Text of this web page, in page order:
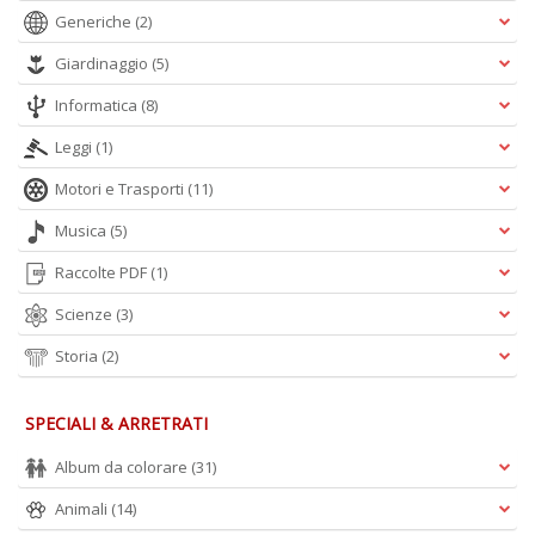
Generiche (2)
Giardinaggio (5)
Informatica (8)
Leggi (1)
Motori e Trasporti (11)
Musica (5)
Raccolte PDF (1)
Scienze (3)
Storia (2)
SPECIALI & ARRETRATI
Album da colorare (31)
Animali (14)